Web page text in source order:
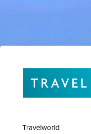
Travelworld